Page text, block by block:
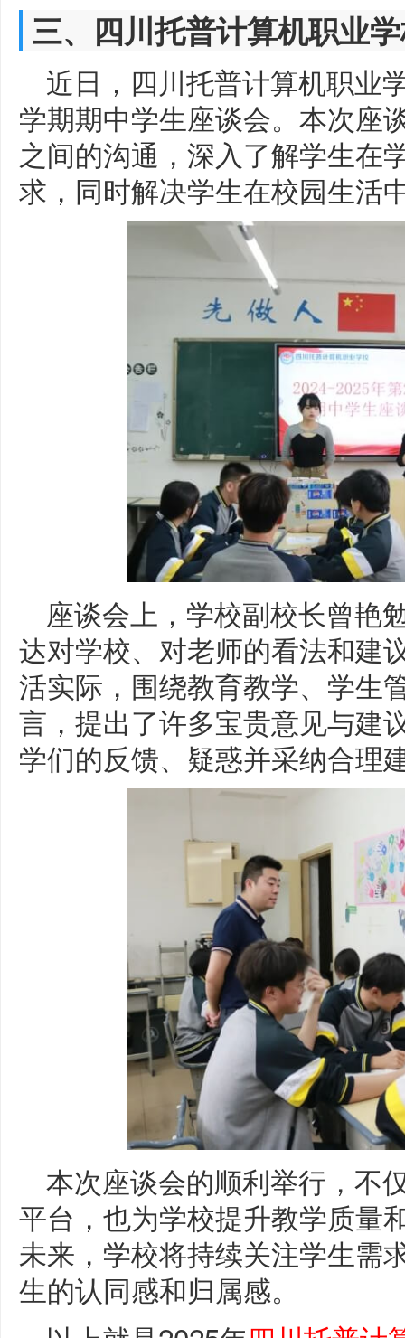
三、四川托普计算机职业
近日，四川托普计算机职业
学期期中学生座谈会。本次座
之间的沟通，深入了解学生在
求，同时解决学生在校园生活
座谈会上，学校副校长曾艳
达对学校、对老师的看法和建
活实际，围绕教育教学、学生
言，提出了许多宝贵意见与建
学们的反馈、疑惑并采纳合理
本次座谈会的顺利举行，不
平台，也为学校提升教学质量
未来，学校将持续关注学生需
生的认同感和归属感。